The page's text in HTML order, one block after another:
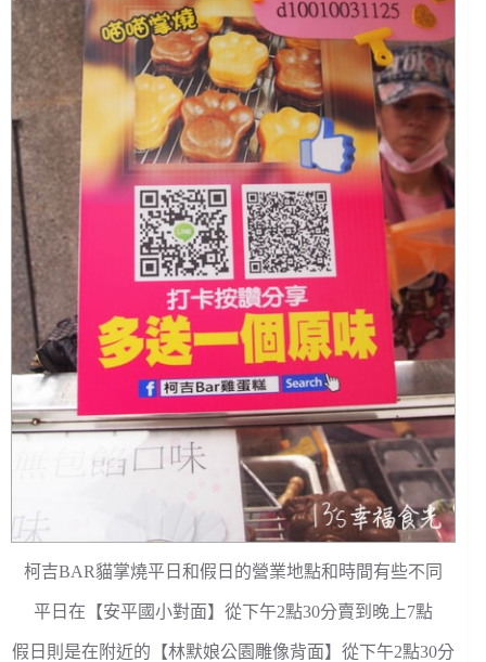
柯吉BAR貓掌燒平日和假日的營業地點和時間有些不同
平日在【安平國小對面】從下午2點30分賣到晚上7點
假日則是在附近的【林默娘公園雕像背面】從下午2點30分